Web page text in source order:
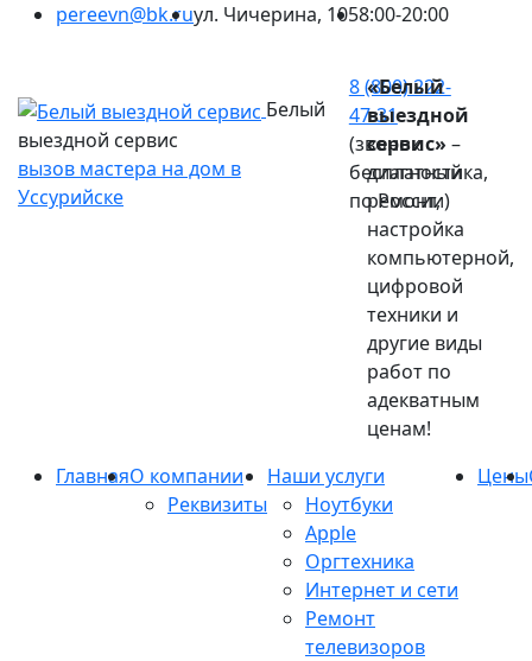
pereevn@bk.ruул. Чичерина, 1058:00-20:00
Белый
выездной сервис
вызов мастера на дом в
Уссурийске
8 (800) 222-
47-31
(звонок
бесплатный
по России)
«Белый
выездной
сервис» –
диагностика,
ремонт,
настройка
компьютерной,
цифровой
техники и
другие виды
работ по
адекватным
ценам!
ГлавнаяО компании
Реквизиты
Наши услуги
Ноутбуки
Apple
Оргтехника
Интернет и сети
Ремонт
телевизоров
Цены